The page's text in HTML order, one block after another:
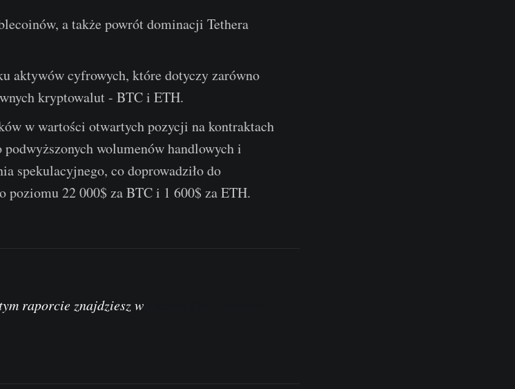
a także powrót dominacji Tethera
aktywów cyfrowych, które dotyczy zarówno
kryptowalut - BTC i ETH.
w wartości otwartych pozycji na kontraktach
wolumenów handlowych i
spekulacyjnego, co doprowadziło do
poziomu 22 000$ za BTC i 1 600$ za ETH.
raporcie znajdziesz w